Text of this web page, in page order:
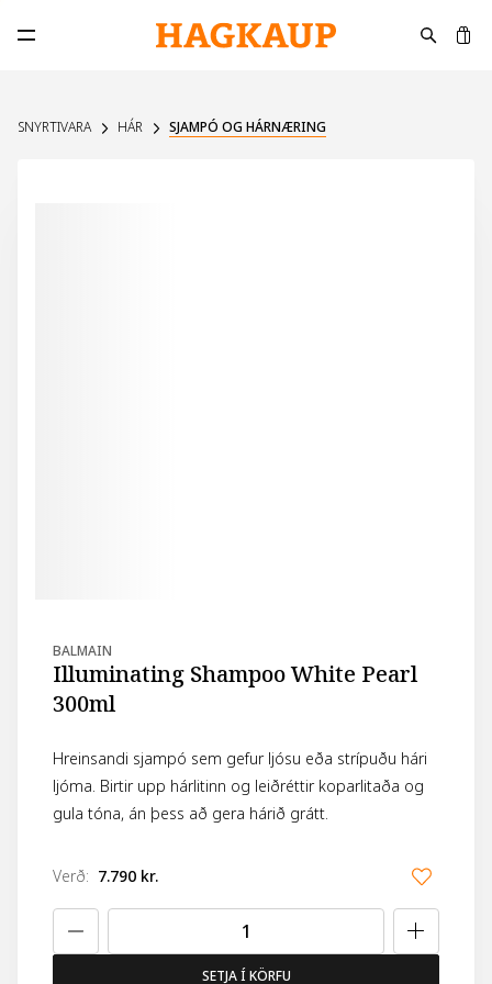
Opna aðalvalmynd
SNYRTIVARA HÁR SJAMPÓ OG HÁRNÆRING
BALMAIN
Illuminating Shampoo White Pearl
300ml
Hreinsandi sjampó sem gefur ljósu eða strípuðu hári
ljóma. Birtir upp hárlitinn og leiðréttir koparlitaða og
gula tóna, án þess að gera hárið grátt.
Verð: 7.790 kr.
SETJA Í KÖRFU